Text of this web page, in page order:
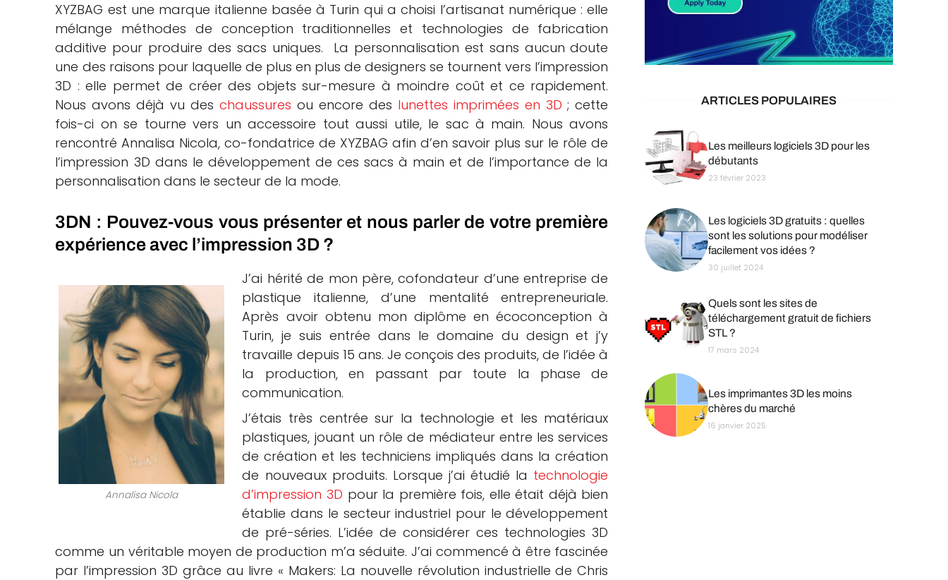
XYZBAG est une marque italienne basée à Turin qui a choisi l’artisanat numérique : elle
mélange méthodes de conception traditionnelles et technologies de fabrication
additive pour produire des sacs uniques. La personnalisation est sans aucun doute
une des raisons pour laquelle de plus en plus de designers se tournent vers l’impression
3D : elle permet de créer des objets sur-mesure à moindre coût et ce rapidement.
Nous avons déjà vu deschaussures ou encore des lunettes imprimées en 3D ; cette
fois-ci on se tourne vers un accessoire tout aussi utile, le sac à main. Nous avons
rencontré Annalisa Nicola, co-fondatrice de XYZBAG afin d’en savoir plus sur le rôle de
l’impression 3D dans le développement de ces sacs à main et de l’importance de la
personnalisation dans le secteur de la mode.
3DN : Pouvez-vous vous présenter et nous parler de votre première
expérience avec l’impression 3D ?
Annalisa Nicola
J’ai hérité de mon père, cofondateur d’une entreprise de
plastique italienne, d’une mentalité entrepreneuriale.
Après avoir obtenu mon diplôme en écoconception à
Turin, je suis entrée dans le domaine du design et j’y
travaille depuis 15 ans. Je conçois des produits, de l’idée à
la production, en passant par toute la phase de
communication.
J’étais très centrée sur la technologie et les matériaux
plastiques, jouant un rôle de médiateur entre les services
de création et les techniciens impliqués dans la création
de nouveaux produits. Lorsque j’ai étudié la technologie
d’impression 3D pour la première fois, elle était déjà bien
établie dans le secteur industriel pour le développement
de pré-séries. L’idée de considérer ces technologies 3D
comme un véritable moyen de production m’a séduite. J’ai commencé à être fascinée
par l’impression 3D grâce au livre « Makers: La nouvelle révolution industrielle de Chris
ARTICLES POPULAIRES
Les meilleurs logiciels 3D pour les
débutants
23 février 2023
Les logiciels 3D gratuits : quelles
sont les solutions pour modéliser
facilement vos idées ?
30 juillet 2024
Quels sont les sites de
téléchargement gratuit de fichiers
STL ?
17 mars 2024
Les imprimantes 3D les moins
chères du marché
16 janvier 2025